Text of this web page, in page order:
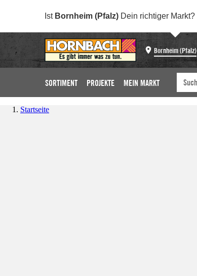
Ist Bornheim (Pfalz) Dein richtiger Markt?
Bornheim (Pfalz)
SORTIMENT PROJEKTE MEIN MARKT
Startseite